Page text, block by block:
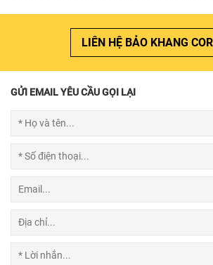
LIÊN HỆ BẢO KHANG
GỬI EMAIL YÊU CẦU GỌI LẠI